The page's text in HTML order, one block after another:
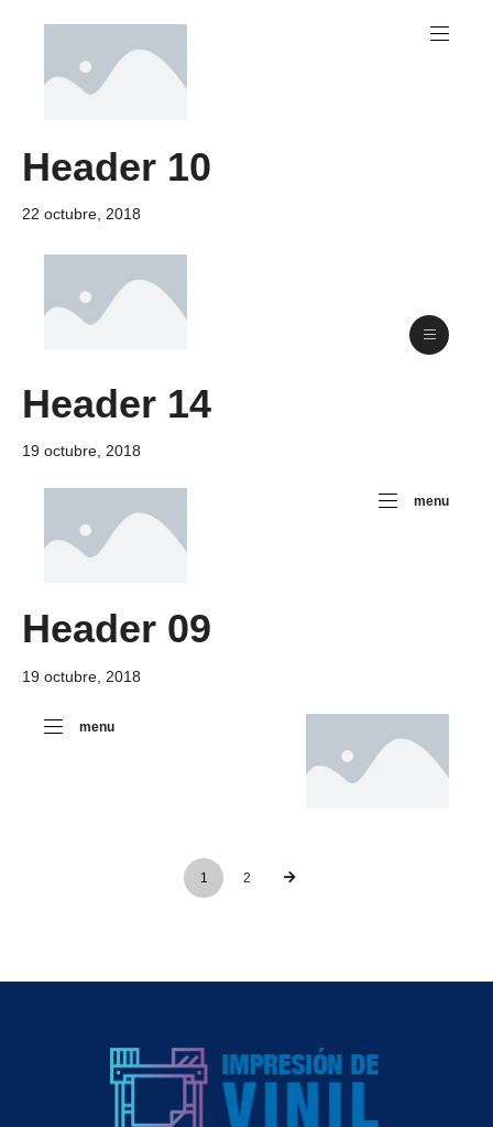
Header 10
22 octubre, 2018
Header 14
19 octubre, 2018
menu
Header 09
19 octubre, 2018
menu
1 2